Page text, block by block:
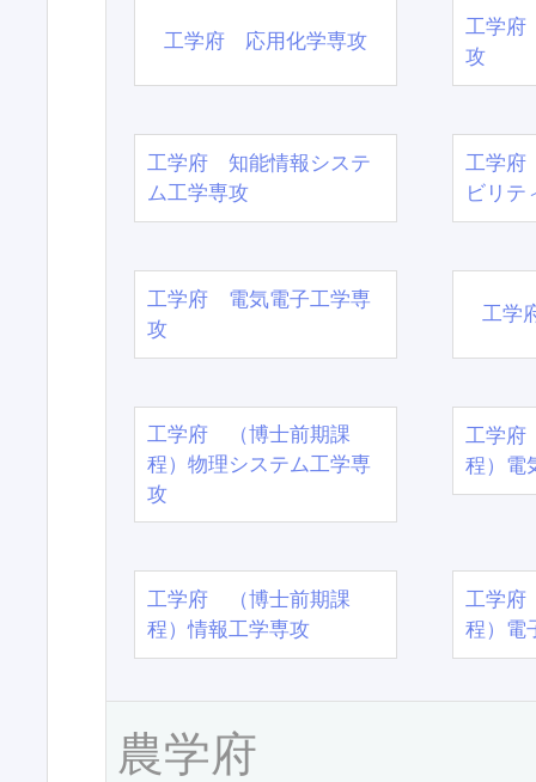
工学府 応用化学専攻
工学府
攻
工学府 知能情報システ
ム工学専攻
工学府
ビリテ
工学府 電気電子工学専
攻
工学
工学府 （博士前期課
程）物理システム工学専
攻
工学
程）電
工学府 （博士前期課
程）情報工学専攻
工学
程）電
農学府